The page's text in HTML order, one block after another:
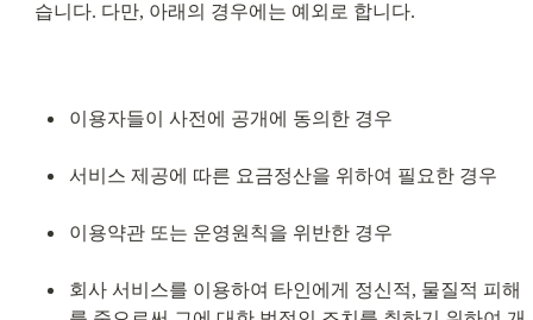
습니다. 다만, 아래의 경우에는 예외로 합니다.
이용자들이 사전에 공개에 동의한 경우
서비스 제공에 따른 요금정산을 위하여 필요한 경우
이용약관 또는 운영원칙을 위반한 경우
회사 서비스를 이용하여 타인에게 정신적, 물질적 피해